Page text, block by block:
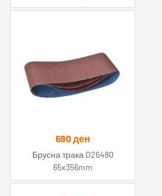
690 ден
Брусна трака D26480
65x356mm